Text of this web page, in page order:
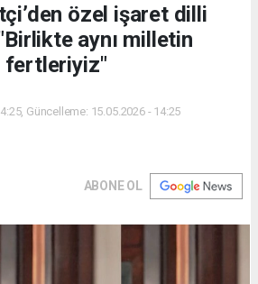
özel işaret dilli
aynı milletin
fertleriyiz"
Güncelleme: 15.05.2026 - 14:25
ABONE OL